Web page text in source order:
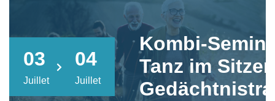
03
Juillet
04
Juillet
Kombi-
Tanz im